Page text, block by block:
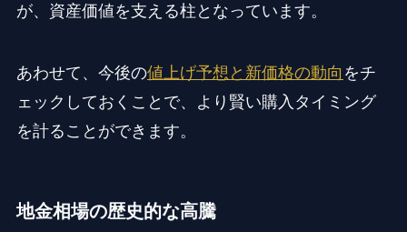
が、資産価値を支える柱となっています。
あわせて、今後の値上げ予想と新価格の動向 をチ
ェックしておくことで、より賢い購入タイミング
を計ることができます。
地金相場の歴史的な高騰